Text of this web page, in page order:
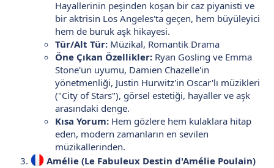
Hayallerinin peşinden koşan bir caz piyanisti ve
bir aktrisin Los Angeles'ta geçen, hem büyüleyici
hem de buruk aşk hikayesi.
Tür/Alt Tür: Müzikal, Romantik Drama
Öne Çıkan Özellikler: Ryan Gosling ve Emma
Stone'un uyumu, Damien Chazelle'in
yönetmenliği, Justin Hurwitz'in Oscar'lı müzikleri
("City of Stars"), görsel estetiği, hayaller ve aşk
arasındaki denge.
Kısa Yorum: Hem gözlere hem kulaklara hitap
eden, modern zamanların en sevilen
müzikallerinden.
Amélie (Le Fabuleux Destin d'Amélie Poulain)